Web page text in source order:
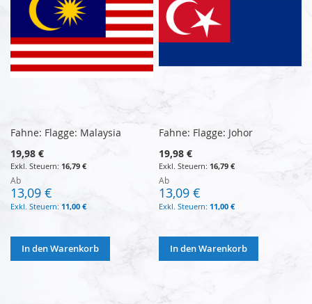
Fahne: Flagge: Malaysia
19,98 €
16,79 €
Ab
13,09 €
11,00 €
In den Warenkorb
Fahne: Flagge: Johor
19,98 €
16,79 €
Ab
13,09 €
11,00 €
In den Warenkorb